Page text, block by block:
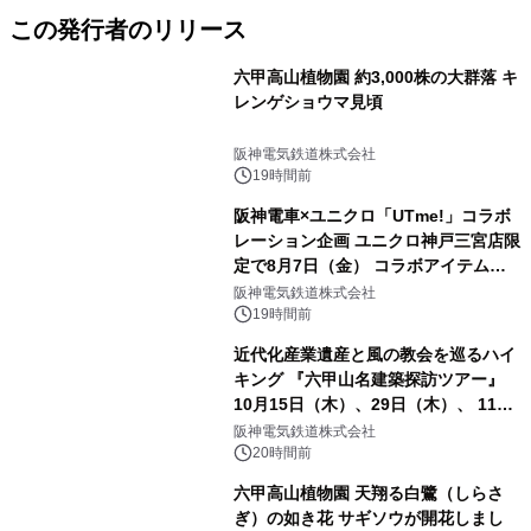
この発行者のリリース
六甲高山植物園 約3,000株の大群落 キ
レンゲショウマ見頃
阪神電気鉄道株式会社
19時間前
阪神電車×ユニクロ「UTme!」コラボ
レーション企画 ユニクロ神戸三宮店限
定で8月7日（金） コラボアイテムが
発売決定！
阪神電気鉄道株式会社
19時間前
近代化産業遺産と風の教会を巡るハイ
キング 『六甲山名建築探訪ツアー』
10月15日（木）、29日（木）、 11月
5日（木）、12日（木）に開催！
阪神電気鉄道株式会社
20時間前
六甲高山植物園 天翔る白鷺（しらさ
ぎ）の如き花 サギソウが開花しまし